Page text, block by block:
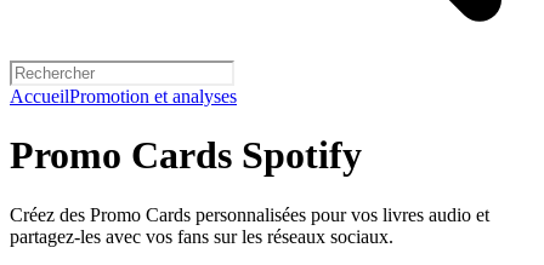
AccueilPromotion et analyses
Promo Cards Spotify
Créez des Promo Cards personnalisées pour vos livres audio et
partagez-les avec vos fans sur les réseaux sociaux.